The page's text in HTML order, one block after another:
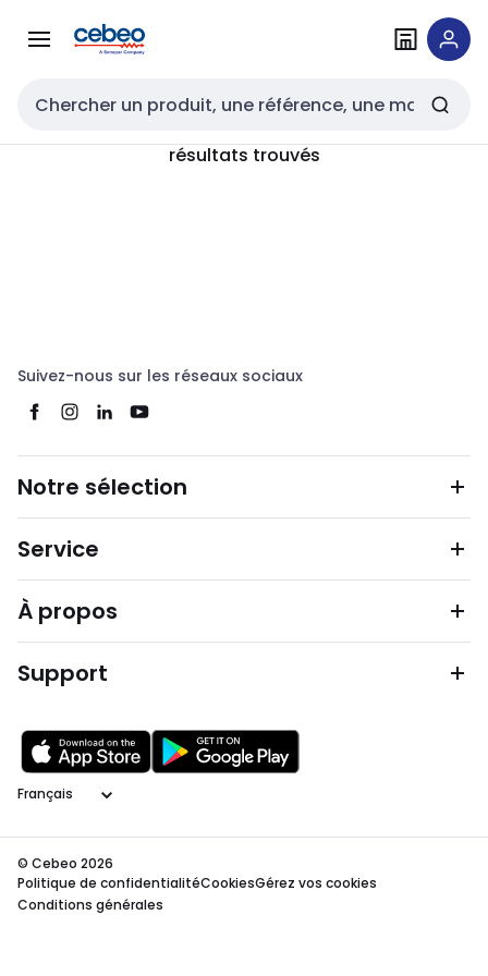
navigationau
Entrée de recherche
résultats trouvés
Suivez-nous sur les réseaux sociaux
Notre sélection
Service
À propos
Support
Langage
© Cebeo 2026
Politique de confidentialitéCookiesGérez vos cookies
Conditions générales